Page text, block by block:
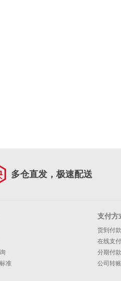
多仓直发，极速配送
准
支付方
货到付款
在线支付
分期付款
公司转账